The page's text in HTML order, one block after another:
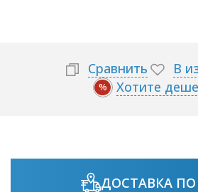
Сравнить В
% Хотите
ДОСТАВКА ПО